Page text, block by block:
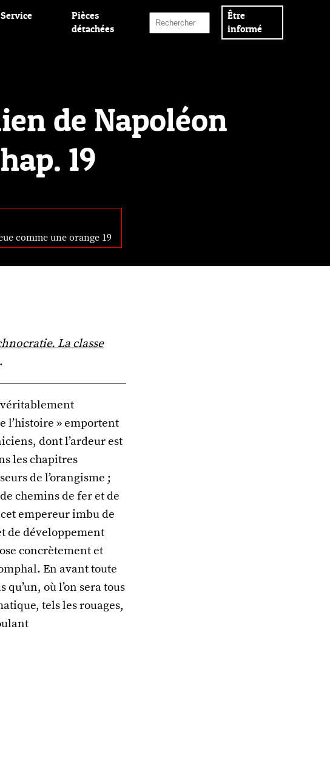
Pièces
détachées
Être
informé
de Napoléon
19
comme une orange 19
La classe
.
véritablement
l’histoire » emportent
dont l’ardeur est
les chapitres
de l’orangisme ;
chemins de fer et de
cet empereur imbu de
de développement
concrètement et
En avant toute
où l’on sera tous
tels les rouages,